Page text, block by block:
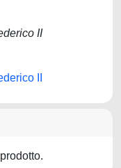
II
II